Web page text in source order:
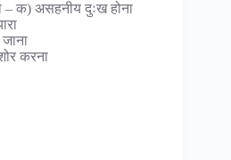
क) असहनीय दुःख होना
करना